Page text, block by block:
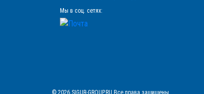
Мы в соц. сетях:
© 2026 SIGUR-GROUP.RU Все права защищены